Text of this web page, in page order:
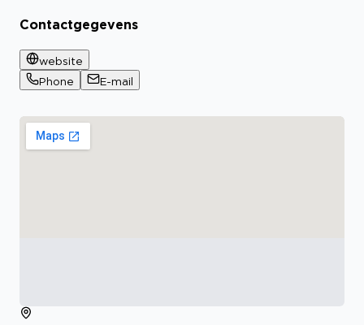
Contactgegevens
website
Phone
E-mail